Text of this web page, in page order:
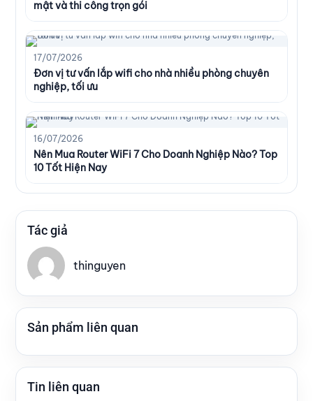
mật và thi công trọn gói
17/07/2026
Đơn vị tư vấn lắp wifi cho nhà nhiều phòng chuyên
nghiệp, tối ưu
16/07/2026
Nên Mua Router WiFi 7 Cho Doanh Nghiệp Nào? Top
10 Tốt Hiện Nay
Tác giả
thinguyen
Sản phẩm liên quan
Tin liên quan